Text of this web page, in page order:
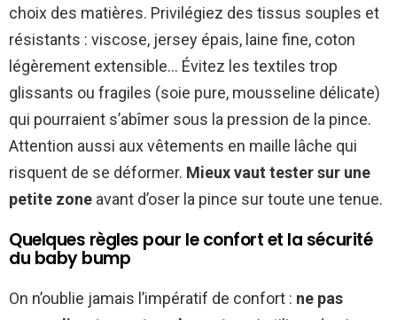
choix des matières. Privilégiez des tissus souples et
résistants : viscose, jersey épais, laine fine, coton
légèrement extensible… Évitez les textiles trop
glissants ou fragiles (soie pure, mousseline délicate)
qui pourraient s’abîmer sous la pression de la pince.
Attention aussi aux vêtements en maille lâche qui
risquent de se déformer. Mieux vaut tester sur une
petite zone avant d’oser la pince sur toute une tenue.
Quelques règles pour le confort et la sécurité
du baby bump
On n’oublie jamais l’impératif de confort : ne pas